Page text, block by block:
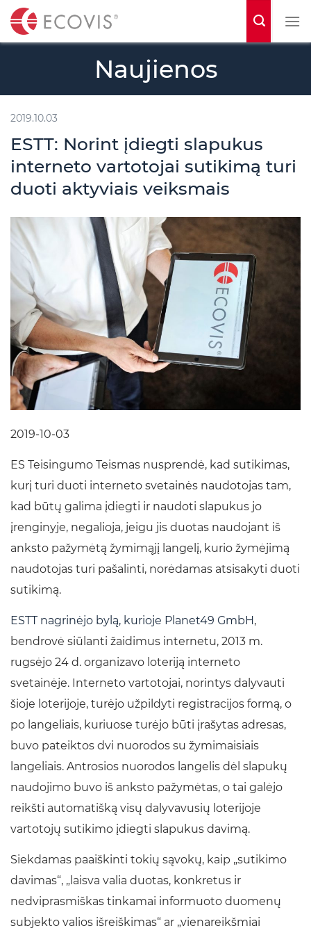
t
Naujienos
2019.10.03
ESTT: Norint įdiegti slapukus
interneto vartotojai sutikimą turi
duoti aktyviais veiksmais
2019-10-03
ES Teisingumo Teismas nusprendė, kad sutikimas,
kurį turi duoti interneto svetainės naudotojas tam,
kad būtų galima įdiegti ir naudoti slapukus jo
įrenginyje, negalioja, jeigu jis duotas naudojant iš
anksto pažymėtą žymimąjį langelį, kurio žymėjimą
naudotojas turi pašalinti, norėdamas atsisakyti duoti
sutikimą.
ESTT nagrinėjo bylą, kurioje Planet49 GmbH,
bendrovė siūlanti žaidimus internetu, 2013 m.
rugsėjo 24 d. organizavo loteriją interneto
svetainėje. Interneto vartotojai, norintys dalyvauti
šioje loterijoje, turėjo užpildyti registracijos formą, o
po langeliais, kuriuose turėjo būti įrašytas adresas,
buvo pateiktos dvi nuorodos su žymimaisiais
langeliais. Antrosios nuorodos langelis dėl slapukų
naudojimo buvo iš anksto pažymėtas, o tai galėjo
reikšti automatišką visų dalyvavusių loterijoje
vartotojų sutikimo įdiegti slapukus davimą.
Siekdamas paaiškinti tokių sąvokų, kaip „sutikimo
davimas“, „laisva valia duotas, konkretus ir
nedviprasmiškas tinkamai informuoto duomenų
subjekto valios išreiškimas“ ar „vienareikšmiai